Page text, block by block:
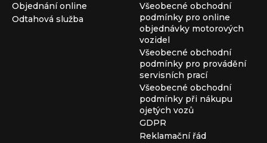
Objednání online
Odtahová služba
Všeobecné obchodní
podmínky pro online
objednávky motorových
vozidel
Všeobecné obchodní
podmínky pro provádění
servisních prací
Všeobecné obchodní
podmínky při nákupu
ojetých vozů
GDPR
Reklamační řád